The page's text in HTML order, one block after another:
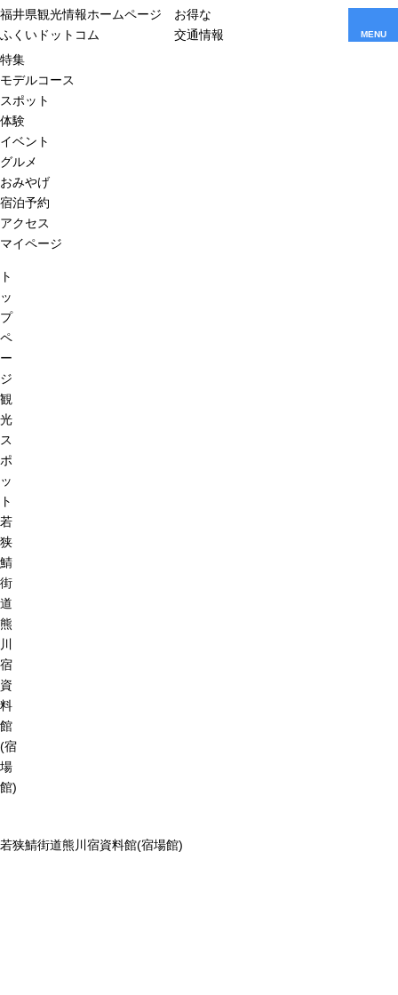
福井県観光情報ホームページ
ふくいドットコム
お得な
交通情報
MENU
特集
モデルコース
スポット
体験
イベント
グルメ
おみやげ
宿泊予約
アクセス
マイページ
ト
ッ
プ
ペ
ー
ジ
観
光
ス
ポ
ッ
ト
若
狭
鯖
街
道
熊
川
宿
資
料
館
(宿
場
館)
若狭鯖街道熊川宿資料館(宿場館)